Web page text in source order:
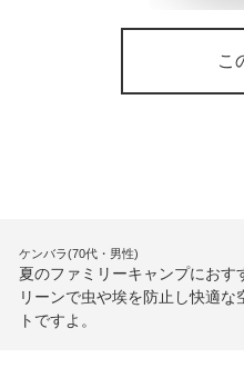
こ
ケンバラ(70代・男性)
夏のファミリーキャンプにお
リーンで虫や埃を防止し快適
トですよ。